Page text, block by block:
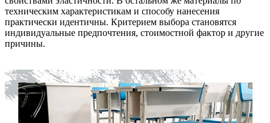
техническим характеристикам и способу нанесения
практически идентичны. Критерием выбора становятся
индивидуальные предпочтения, стоимостной фактор и другие
причины.